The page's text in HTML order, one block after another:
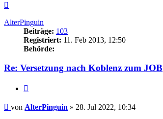
AlterPinguin
Beiträge: 103
Registriert: 11. Feb 2013, 12:50
Behörde:
Re: Versetzung nach Koblenz zum JOB
Beitrag
von AlterPinguin » 28. Jul 2022, 10:34